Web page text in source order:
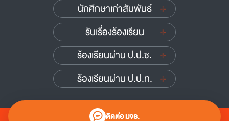
ติดต่อ มจธ.
นักศึกษาเก่าสัมพันธ์
รับเรื่องร้องเรียน
ร้องเรียนผ่าน ป.ป.ช.
ร้องเรียนผ่าน ป.ป.ท.